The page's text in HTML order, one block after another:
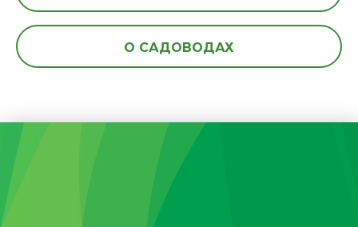
О САДОВОДАХ